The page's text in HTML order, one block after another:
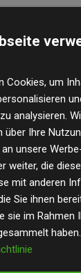
dass
im
der
– ein
Cookies, um
analysieren.
über Ihre
unsere
weiter, die diese
mit anderen
Sie ihnen
sie im Rahmen
haben.